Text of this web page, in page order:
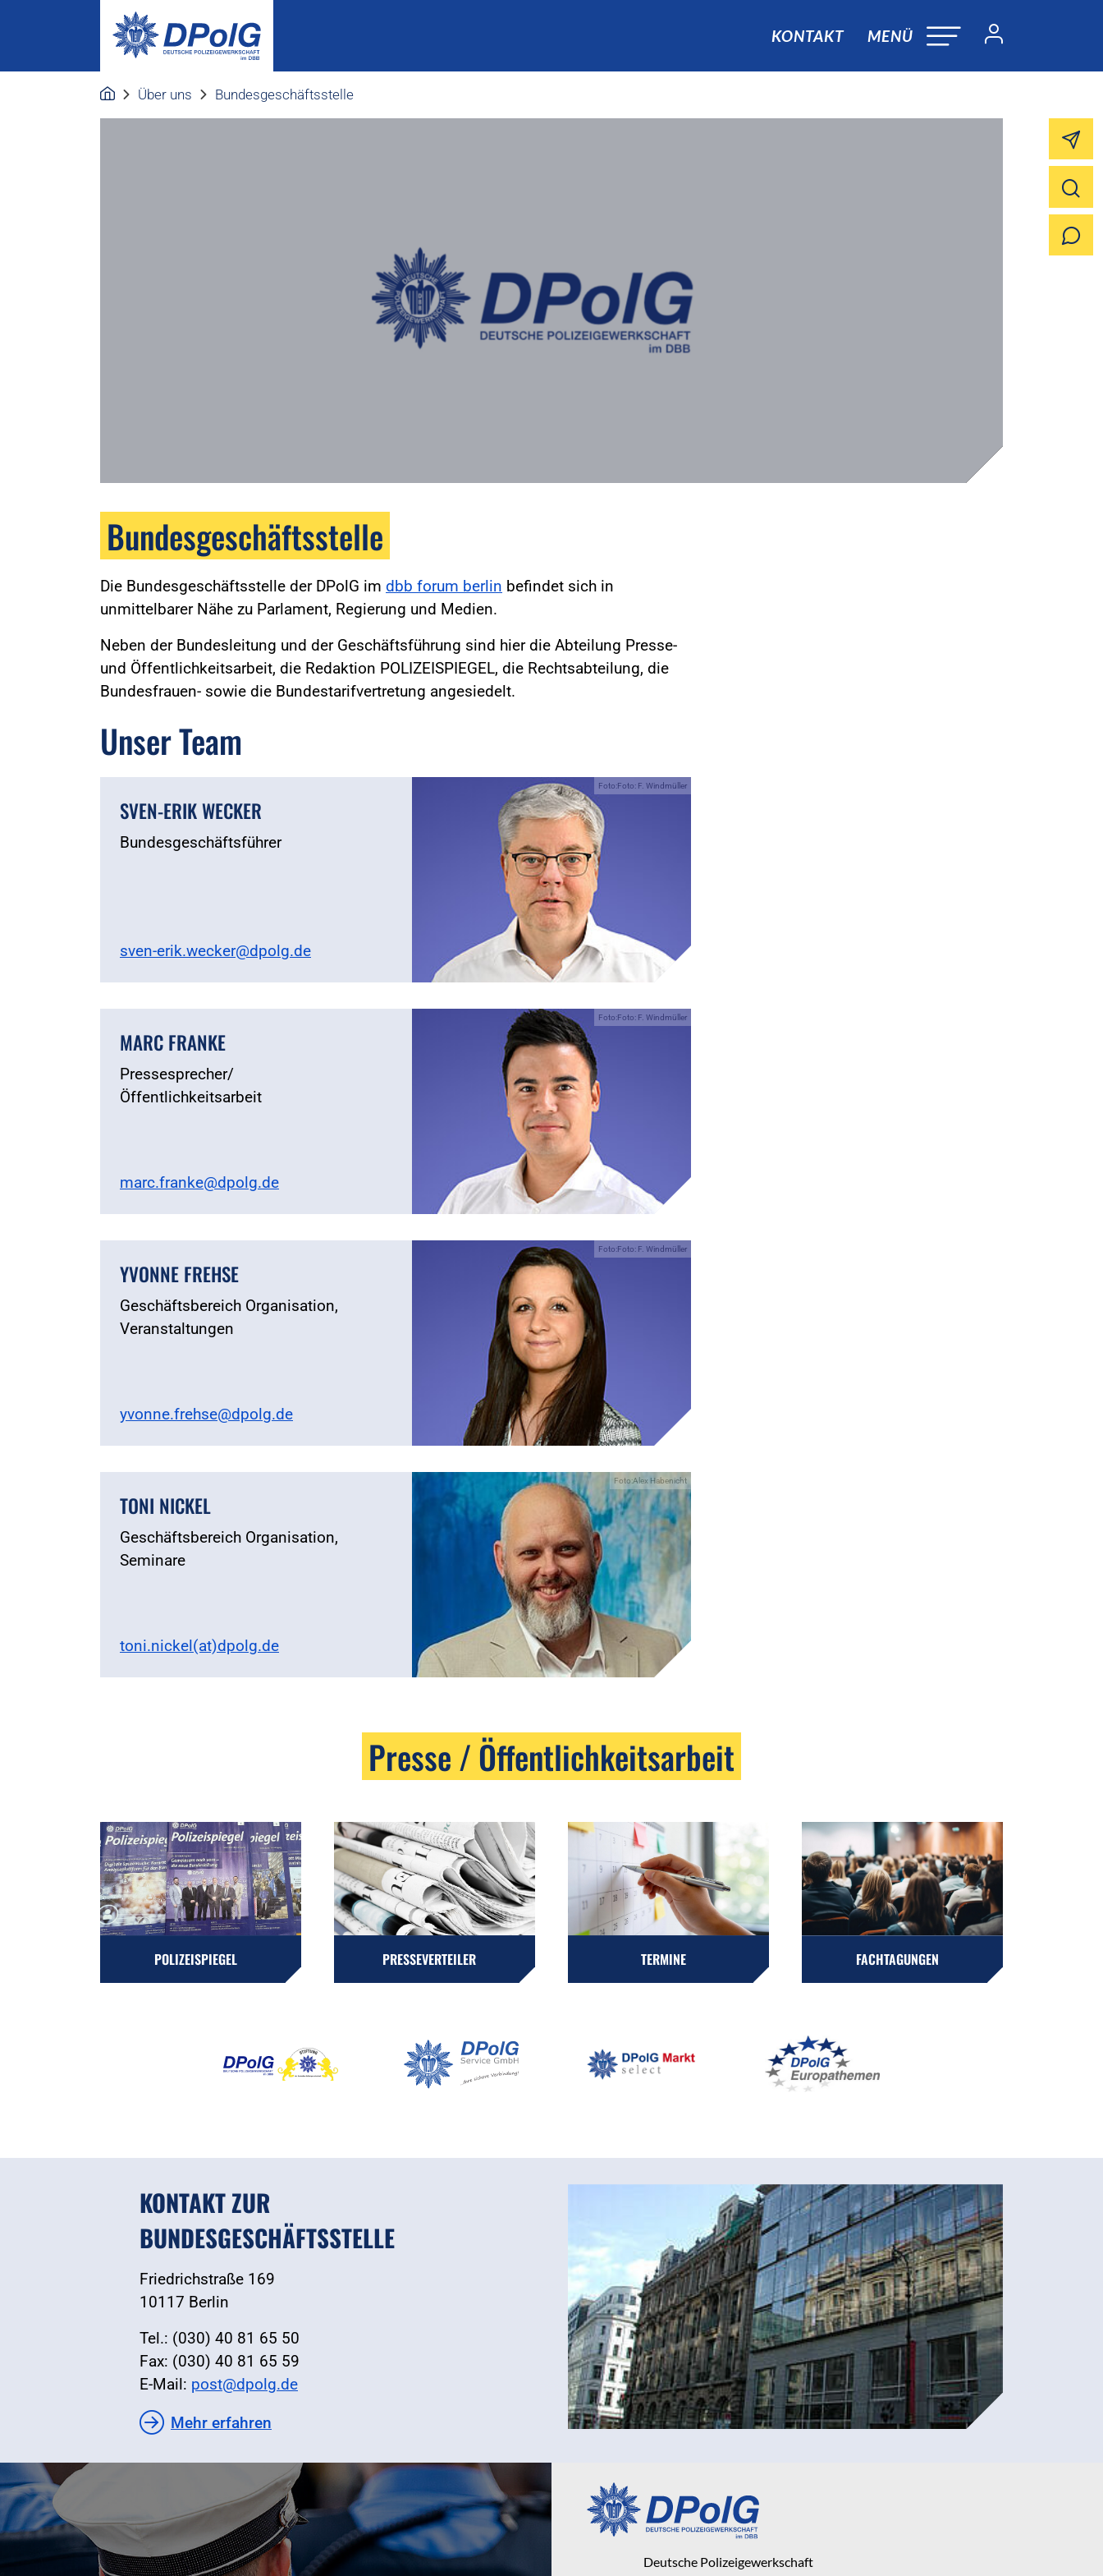
KONTAKT MENÜ
Über uns Bundesgeschäftsstelle
Bundesgeschäftsstelle
Die Bundesgeschäftsstelle der DPolG im dbb forum berlin befindet sich in
unmittelbarer Nähe zu Parlament, Regierung und Medien.
Neben der Bundesleitung und der Geschäftsführung sind hier die Abteilung Presse-
und Öffentlichkeitsarbeit, die Redaktion POLIZEISPIEGEL, die Rechtsabteilung, die
Bundesfrauen- sowie die Bundestarifvertretung angesiedelt.
Unser Team
SVEN-ERIK WECKER
Bundesgeschäftsführer
sven-erik.wecker@dpolg.de
Foto:Foto: F. Windmüller
MARC FRANKE
Pressesprecher/
Öffentlichkeitsarbeit
marc.franke@dpolg.de
Foto:Foto: F. Windmüller
YVONNE FREHSE
Geschäftsbereich Organisation,
Veranstaltungen
yvonne.frehse@dpolg.de
Foto:Foto: F. Windmüller
TONI NICKEL
Geschäftsbereich Organisation,
Seminare
toni.nickel(at)dpolg.de
Foto:Alex Habenicht
Presse / Öffentlichkeitsarbeit
POLIZEISPIEGEL PRESSEVERTEILER TERMINE FACHTAGUNGEN
KONTAKT ZUR
BUNDESGESCHÄFTSSTELLE
Friedrichstraße 169
10117 Berlin
Tel.: (030) 40 81 65 50
Fax: (030) 40 81 65 59
E-Mail: post@dpolg.de
Mehr erfahren
Deutsche Polizeigewerkschaft